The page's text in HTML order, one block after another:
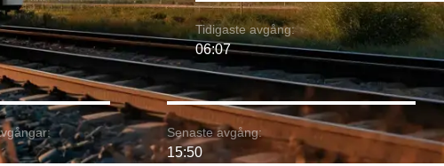
Tidigaste avgång:
06:07
Senaste avgång:
15:50